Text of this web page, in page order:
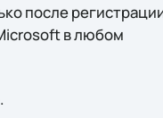
после
в любом
.